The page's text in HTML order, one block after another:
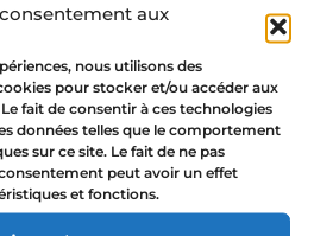
aux
nous utilisons des
pour stocker et/ou accéder aux
fait de consentir à ces technologies
données telles que le comportement
sur ce site. Le fait de ne pas
peut avoir un effet
et fonctions.